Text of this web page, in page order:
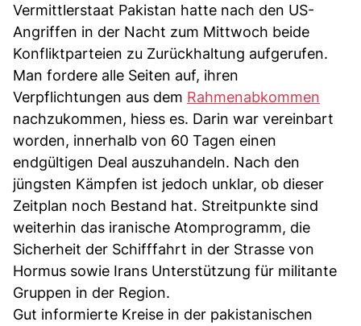
Vermittlerstaat Pakistan hatte nach den US-
Angriffen in der Nacht zum Mittwoch beide
Konfliktparteien zu Zurückhaltung aufgerufen.
Man fordere alle Seiten auf, ihren
Verpflichtungen aus dem Rahmenabkommen
nachzukommen, hiess es. Darin war vereinbart
worden, innerhalb von 60 Tagen einen
endgültigen Deal auszuhandeln. Nach den
jüngsten Kämpfen ist jedoch unklar, ob dieser
Zeitplan noch Bestand hat. Streitpunkte sind
weiterhin das iranische Atomprogramm, die
Sicherheit der Schifffahrt in der Strasse von
Hormus sowie Irans Unterstützung für militante
Gruppen in der Region.
Gut informierte Kreise in der pakistanischen